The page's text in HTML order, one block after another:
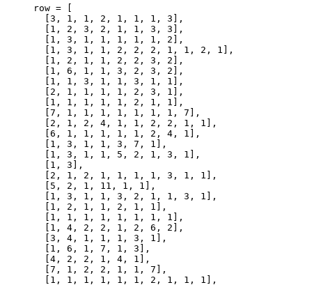
row =
3 , 1 , 1 , 2 , 1 , 1 , 1 , 3
,
1 , 2 , 3 , 2 , 1 , 1 , 3 , 3
,
1 , 3 , 1 , 1 , 1 , 1 , 1 , 2
,
1 , 3 , 1 , 1 , 2 , 2 , 2 , 1 , 1 , 2 , 1
,
1 , 2 , 1 , 1 , 2 , 2 , 3 , 2
,
1 , 6 , 1 , 1 , 3 , 2 , 3 , 2
,
1 , 1 , 3 , 1 , 1 , 3 , 1 , 1
,
2 , 1 , 1 , 1 , 1 , 2 , 3 , 1
,
1 , 1 , 1 , 1 , 1 , 2 , 1 , 1
,
7 , 1 , 1 , 1 , 1 , 1 , 1 , 1 , 7
,
2 , 1 , 2 , 4 , 1 , 1 , 2 , 2 , 1 , 1
,
6 , 1 , 1 , 1 , 1 , 1 , 2 , 4 , 1
,
1 , 3 , 1 , 1 , 3 , 7 , 1
,
1 , 3 , 1 , 1 , 5 , 2 , 1 , 3 , 1
,
1 , 3
,
2 , 1 , 2 , 1 , 1 , 1 , 1 , 3 , 1 , 1
,
5 , 2 , 1 , 11 , 1 , 1
,
1 , 3 , 1 , 1 , 3 , 2 , 1 , 1 , 3 , 1
,
1 , 2 , 1 , 1 , 2 , 1 , 1
,
1 , 1 , 1 , 1 , 1 , 1 , 1 , 1
,
1 , 4 , 2 , 2 , 1 , 2 , 6 , 2
,
3 , 4 , 1 , 1 , 1 , 3 , 1
,
1 , 6 , 1 , 7 , 1 , 3
,
4 , 2 , 2 , 1 , 4 , 1
,
7 , 1 , 2 , 2 , 1 , 1 , 7
,
1 , 1 , 1 , 1 , 1 , 1 , 2 , 1 , 1 , 1
,